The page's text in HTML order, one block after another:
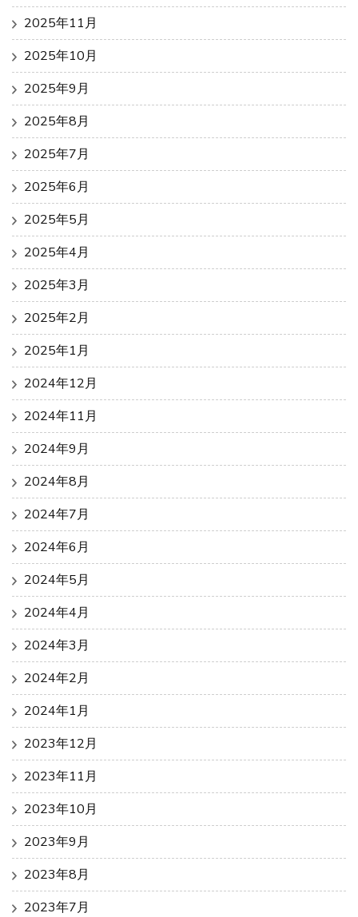
2025年11月
2025年10月
2025年9月
2025年8月
2025年7月
2025年6月
2025年5月
2025年4月
2025年3月
2025年2月
2025年1月
2024年12月
2024年11月
2024年9月
2024年8月
2024年7月
2024年6月
2024年5月
2024年4月
2024年3月
2024年2月
2024年1月
2023年12月
2023年11月
2023年10月
2023年9月
2023年8月
2023年7月